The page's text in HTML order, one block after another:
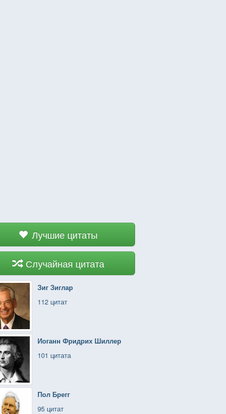
Лучшие цитаты
Случайная цитата
Зиг Зиглар
112 цитат
Иоганн Фридрих Шиллер
101 цитата
Пол Брегг
95 цитат